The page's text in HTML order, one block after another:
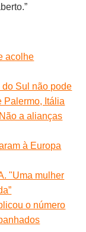
acolhe
Sul não pode
Palermo, Itália
a alianças
à Europa
"Uma mulher
o número